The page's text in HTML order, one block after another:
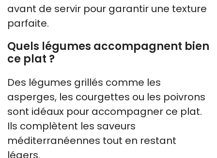
avant de servir pour garantir une texture
parfaite.
Quels légumes accompagnent bien
ce plat ?
Des légumes grillés comme les
asperges, les courgettes ou les poivrons
sont idéaux pour accompagner ce plat.
Ils complètent les saveurs
méditerranéennes tout en restant
légers.